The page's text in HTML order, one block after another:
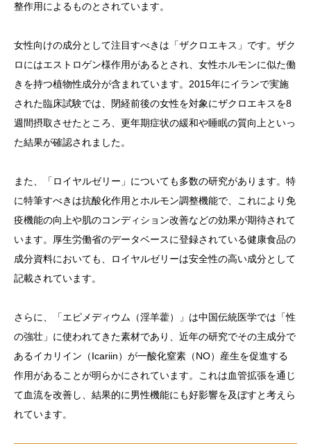
整作用によるものとされています。
女性向けの成分として注目すべきは「ザクロエキス」です。ザク
ロにはエストロゲン様作用があるとされ、女性ホルモンに似た働
きを持つ植物性成分が含まれています。2015年にイランで実施
された臨床試験では、閉経前後の女性を対象にザクロエキスを8
週間摂取させたところ、更年期症状の緩和や睡眠の質向上といっ
た結果が確認されました。
また、「ロイヤルゼリー」についても多数の研究があります。特
に特筆すべきは抗酸化作用とホルモン調整機能で、これにより免
疫機能の向上や肌のコンディション改善などの効果が期待されて
います。厚生労働省のデータベースに登録されている健康食品の
成分資料においても、ロイヤルゼリーは安全性の高い成分として
記載されています。
さらに、「エピメディウム（淫羊藿）」は中国伝統医学では「性
の強壮」に使われてきた素材であり、近年の研究でその主成分で
あるイカリイン（Icariin）が一酸化窒素（NO）産生を促進する
作用があることが明らかにされています。これは血管拡張を通じ
て血流を改善し、結果的に男性機能にも好影響を及ぼすと考えら
れています。